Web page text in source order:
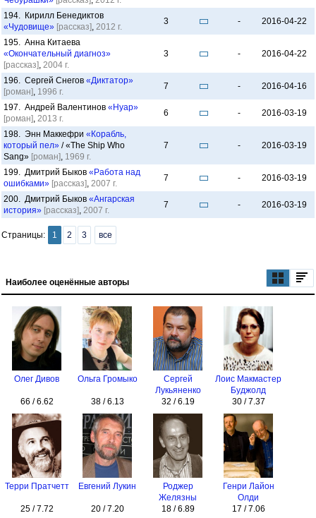
194. Кирилл Бенедиктов
«Чудовище» [рассказ], 2012 г.
3 - 2016-04-22
195. Анна Китаева
«Окончательный диагноз»
[рассказ], 2004 г.
3 - 2016-04-22
196. Сергей Снегов «Диктатор»
[роман], 1996 г.
7 - 2016-04-16
197. Андрей Валентинов «Нуар»
[роман], 2013 г.
6 - 2016-03-19
198. Энн Маккефри «Корабль,
который пел» / «The Ship Who
Sang» [роман], 1969 г.
7 - 2016-03-19
199. Дмитрий Быков «Работа над
ошибками» [рассказ], 2007 г.
7 - 2016-03-19
200. Дмитрий Быков «Ангарская
история» [рассказ], 2007 г.
7 - 2016-03-19
Страницы: 1 2 3 все
Наиболее оценённые авторы
Олег Дивов
66 / 6.62
Ольга Громыко
38 / 6.13
Сергей
Лукьяненко
32 / 6.19
Лоис Макмастер
Буджолд
30 / 7.37
Терри Пратчетт
25 / 7.72
Евгений Лукин
20 / 7.20
Роджер
Желязны
18 / 6.89
Генри Лайон
Олди
17 / 7.06